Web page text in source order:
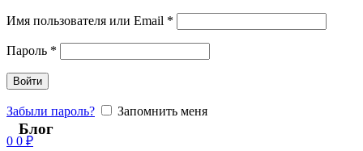
Имя пользователя или Email *
Пароль *
Войти
Забыли пароль? Запомнить меня
0 0 ₽
Блог